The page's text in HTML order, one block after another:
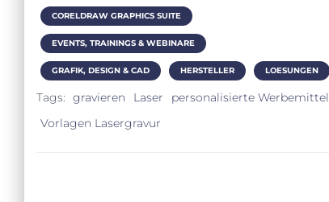
CORELDRAW GRAPHICS SUITE
EVENTS, TRAININGS & WEBINARE
GRAFIK, DESIGN & CAD HERSTELLER LOESUNGEN
Tags: gravieren Laser
personalisierte Werbemittel
Vorlagen Lasergravur